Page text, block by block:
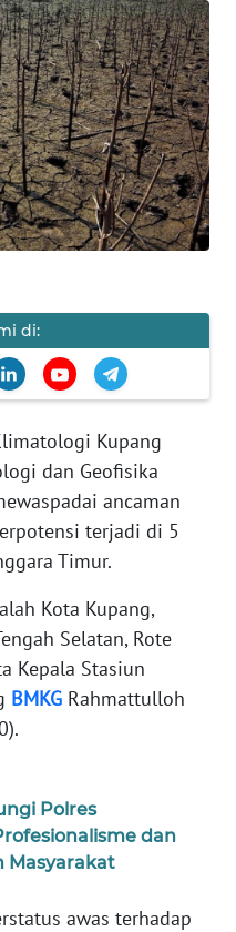
di:
Kupang
dan Geofisika
ancaman
terjadi di 5
Timur.
Kota Kupang,
Selatan, Rote
Kepala Stasiun
BMKG Rahmattulloh
Polres
dan
Masyarakat
awas terhadap